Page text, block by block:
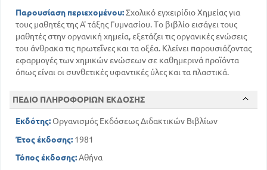
Παρουσίαση περιεχομένου:Σχολικό εγχειρίδιο Χημείας για
τους μαθητές της Α' τάξης Γυμνασίου. Το βιβλίο εισάγει τους
μαθητές στην οργανική χημεία, εξετάζει τις οργανικές ενώσεις
του άνθρακα τις πρωτεΐνες και τα οξέα. Κλείνει παρουσιάζοντας
εφαρμογές των χημικών ενώσεων σε καθημερινά προϊόντα
όπως είναι οι συνθετικές υφαντικές ύλες και τα πλαστικά.
ΠΕΔΙΟ ΠΛΗΡΟΦΟΡΙΩΝ ΕΚΔΟΣΗΣ
Εκδότης:Οργανισμός Εκδόσεως Διδακτικών Βιβλίων
Έτος έκδοσης: 1981
Τόπος έκδοσης:Αθήνα